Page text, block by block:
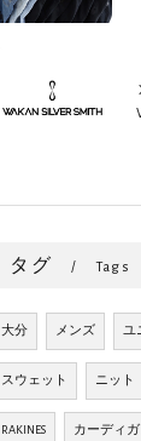
タグ Tags
大分 メンズ ユ
スウェット ニット
RAKINES カーディガ